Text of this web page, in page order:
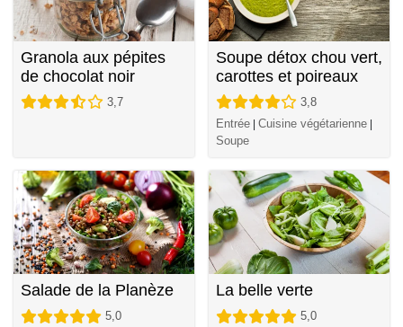
Granola aux pépites
de chocolat noir
3,7
Soupe détox chou vert,
carottes et poireaux
3,8
Entrée Cuisine végétarienne
Soupe
Salade de la Planèze
5,0
La belle verte
5,0